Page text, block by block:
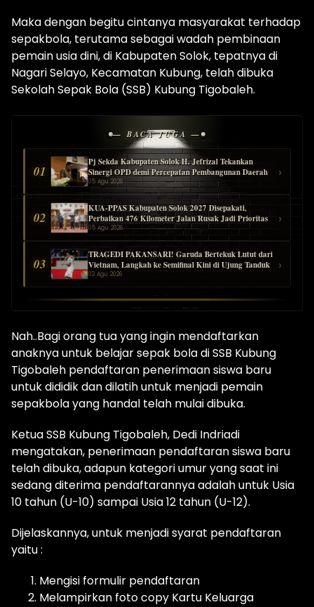
Maka dengan begitu cintanya masyarakat terhadap
sepakbola, terutama sebagai wadah pembinaan
pemain usia dini, di Kabupaten Solok, tepatnya di
Nagari Selayo, Kecamatan Kubung, telah dibuka
Sekolah Sepak Bola (SSB) Kubung Tigobaleh.
— BACA JUGA —
01
Pj Sekda Kabupaten Solok H. Jefrizal Tekankan
Sinergi OPD demi Percepatan Pembangunan Daerah
05 Agu 2026
›
02
KUA-PPAS Kabupaten Solok 2027 Disepakati,
Perbaikan 476 Kilometer Jalan Rusak Jadi Prioritas
05 Agu 2026
›
03
TRAGEDI PAKANSARI! Garuda Bertekuk Lutut dari
Vietnam, Langkah ke Semifinal Kini di Ujung Tanduk
03 Agu 2026
›
Nah..Bagi orang tua yang ingin mendaftarkan
anaknya untuk belajar sepak bola di SSB Kubung
Tigobaleh pendaftaran penerimaan siswa baru
untuk dididik dan dilatih untuk menjadi pemain
sepakbola yang handal telah mulai dibuka.
Ketua SSB Kubung Tigobaleh, Dedi Indriadi
mengatakan, penerimaan pendaftaran siswa baru
telah dibuka, adapun kategori umur yang saat ini
sedang diterima pendaftarannya adalah untuk Usia
10 tahun (U-10) sampai Usia 12 tahun (U-12).
Dijelaskannya, untuk menjadi syarat pendaftaran
yaitu :
Mengisi formulir pendaftaran
Melampirkan foto copy Kartu Keluarga